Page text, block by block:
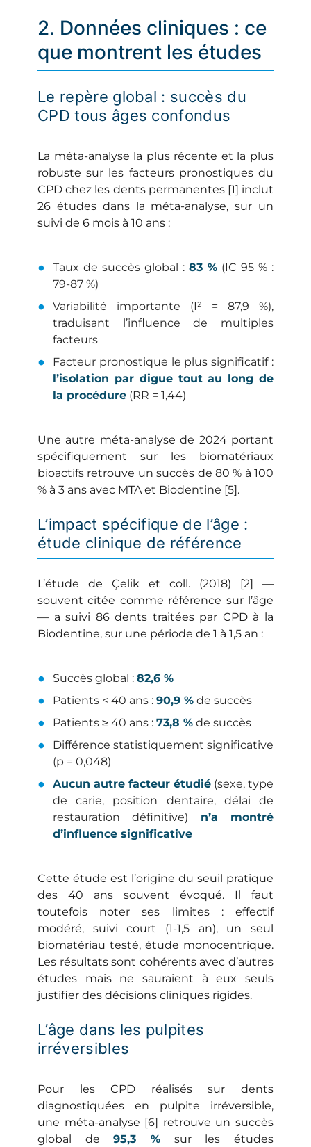
2. Données cliniques : ce
que montrent les études
Le repère global : succès du
CPD tous âges confondus
La méta-analyse la plus récente et la plus
robuste sur les facteurs pronostiques du
CPD chez les dents permanentes [1] inclut
26 études dans la méta-analyse, sur un
suivi de 6 mois à 10 ans :
Taux de succès global : 83 % (IC 95 % :
79-87 %)
Variabilité importante (I² = 87,9 %),
traduisant l’influence de multiples
facteurs
Facteur pronostique le plus significatif :
l’isolation par digue tout au long de
la procédure (RR = 1,44)
Une autre méta-analyse de 2024 portant
spécifiquement sur les biomatériaux
bioactifs retrouve un succès de 80 % à 100
% à 3 ans avec MTA et Biodentine [5].
L’impact spécifique de l’âge :
étude clinique de référence
L’étude de Çelik et coll. (2018) [2] —
souvent citée comme référence sur l’âge
— a suivi 86 dents traitées par CPD à la
Biodentine, sur une période de 1 à 1,5 an :
Succès global : 82,6 %
Patients < 40 ans : 90,9 % de succès
Patients ≥ 40 ans : 73,8 % de succès
Différence statistiquement significative
(p = 0,048)
Aucun autre facteur étudié (sexe, type
de carie, position dentaire, délai de
restauration définitive) n’a montré
d’influence significative
Cette étude est l’origine du seuil pratique
des 40 ans souvent évoqué. Il faut
toutefois noter ses limites : effectif
modéré, suivi court (1-1,5 an), un seul
biomatériau testé, étude monocentrique.
Les résultats sont cohérents avec d’autres
études mais ne sauraient à eux seuls
justifier des décisions cliniques rigides.
L’âge dans les pulpites
irréversibles
Pour les CPD réalisés sur dents
diagnostiquées en pulpite irréversible,
une méta-analyse [6] retrouve un succès
global de95,3 % sur les études